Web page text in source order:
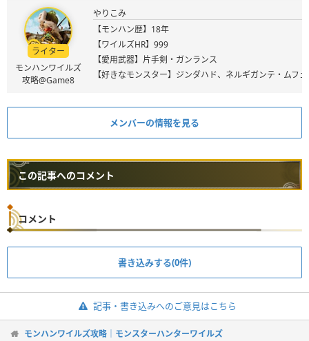
ライター
モンハンワイルズ
攻略@Game8
やりこみ
【モンハン歴】18年
【ワイルズHR】999
【愛用武器】片手剣・ガンランス
【好きなモンスター】ジンダハド、ネルギガンテ・ムフ
メンバーの情報を見る
この記事へのコメント
コメント
書き込みする(0件)
記事・書き込みへのご意見はこちら
モンハンワイルズ攻略｜モンスターハンターワイルズ